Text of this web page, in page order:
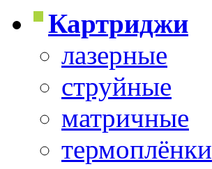
Картриджи
лазерные
струйные
матричные
термоплёнки